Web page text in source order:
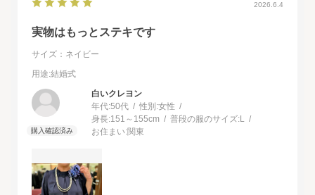
2026.6.4
実物はもっとステキです
サイズ：ネイビー
用途:結婚式
白いクレヨン
年代:50代 性別:女性
身長:151～155cm 普段の服のサイズ:L
お住まい:関東